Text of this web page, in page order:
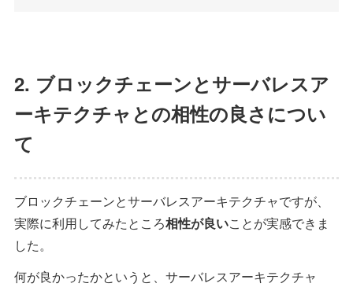
2. ブロックチェーンとサーバレスア
ーキテクチャとの相性の良さについ
て
ブロックチェーンとサーバレスアーキテクチャですが、
実際に利用してみたところ相性が良いことが実感できま
した。
何が良かったかというと、サーバレスアーキテクチャ